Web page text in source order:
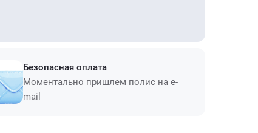
Безопасная оплата
Моментально пришлем полис на e-
mail